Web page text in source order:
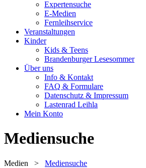
Expertensuche
E-Medien
Fernleihservice
Veranstaltungen
Kinder
Kids & Teens
Brandenburger Lesesommer
Über uns
Info & Kontakt
FAQ & Formulare
Datenschutz & Impressum
Lastenrad Leihla
Mein Konto
Mediensuche
Medien > Mediensuche